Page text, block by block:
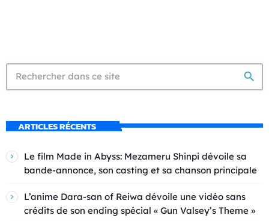
search
ARTICLES RÉCENTS
Le film Made in Abyss: Mezameru Shinpi dévoile sa
bande-annonce, son casting et sa chanson principale
L’anime Dara-san of Reiwa dévoile une vidéo sans
crédits de son ending spécial « Gun Valsey’s Theme »